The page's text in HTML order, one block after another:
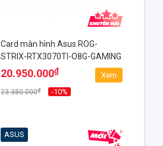
Card màn hình Asus ROG-
STRIX-RTX3070TI-O8G-GAMING
20.950.000₫
23.380.000₫ -10%
Xem
ASUS